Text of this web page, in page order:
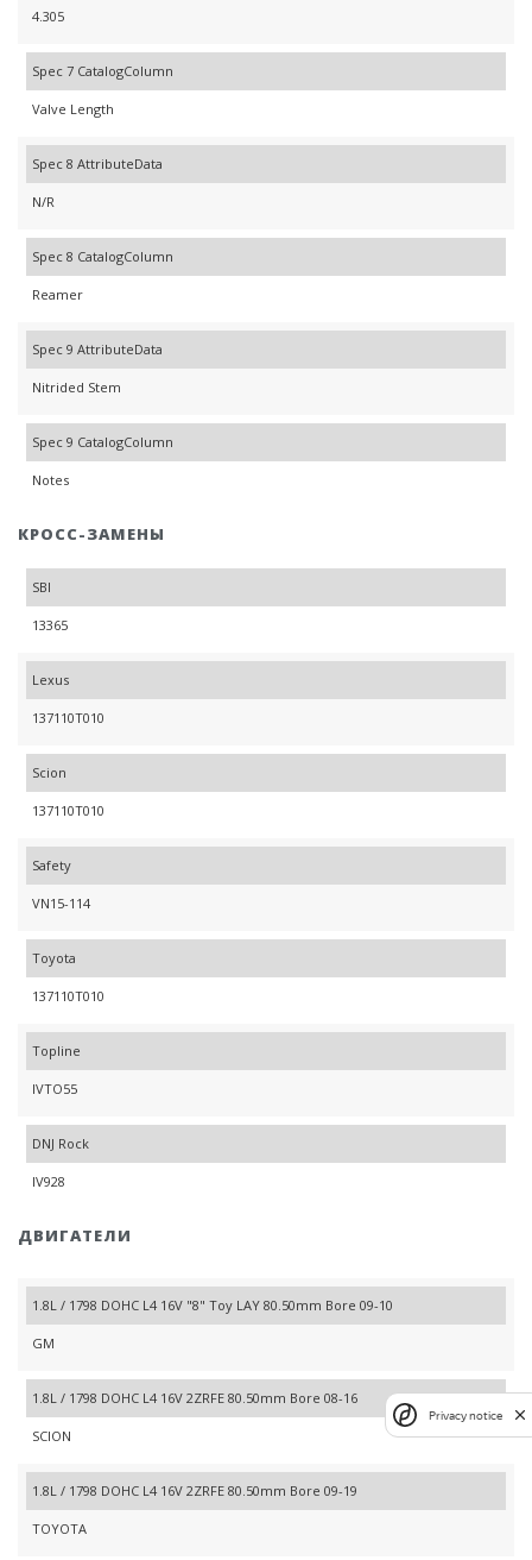
4.305
Spec 7 CatalogColumn
Valve Length
Spec 8 AttributeData
N/R
Spec 8 CatalogColumn
Reamer
Spec 9 AttributeData
Nitrided Stem
Spec 9 CatalogColumn
Notes
КРОСС-ЗАМЕНЫ
SBI
13365
Lexus
137110T010
Scion
137110T010
Safety
VN15-114
Toyota
137110T010
Topline
IVTO55
DNJ Rock
IV928
ДВИГАТЕЛИ
1.8L / 1798 DOHC L4 16V "8" Toy LAY 80.50mm Bore 09-10
GM
1.8L / 1798 DOHC L4 16V 2ZRFE 80.50mm Bore 08-16
SCION
1.8L / 1798 DOHC L4 16V 2ZRFE 80.50mm Bore 09-19
TOYOTA
Privacy notice